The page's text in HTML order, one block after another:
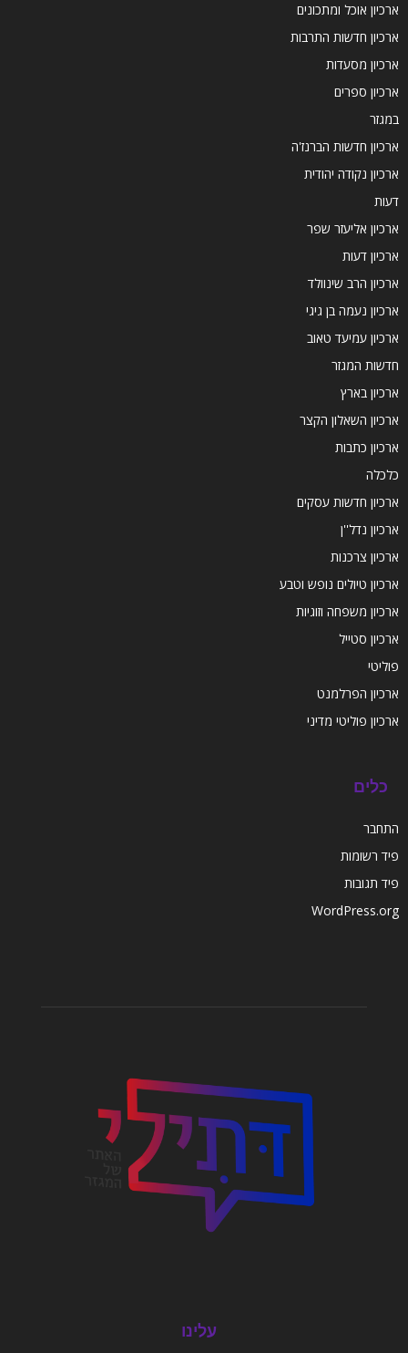
ארכיון אוכל ומתכונים
ארכיון חדשות התרבות
ארכיון מסעדות
ארכיון ספרים
במגזר
ארכיון חדשות הברנז'ה
ארכיון נקודה יהודית
דעות
ארכיון אליעזר שפר
ארכיון דעות
ארכיון הרב שינוולד
ארכיון נעמה בן גיגי
ארכיון עמיעד טאוב
חדשות המגזר
ארכיון בארץ
ארכיון השאלון הקצר
ארכיון כתבות
כלכלה
ארכיון חדשות עסקים
ארכיון נדל''ן
ארכיון צרכנות
ארכיון טיולים נופש וטבע
ארכיון משפחה וזוגיות
ארכיון סטייל
פוליטי
ארכיון הפרלמנט
ארכיון פוליטי מדיני
כלים
התחבר
פיד רשומות
פיד תגובות
WordPress.org
עלינו